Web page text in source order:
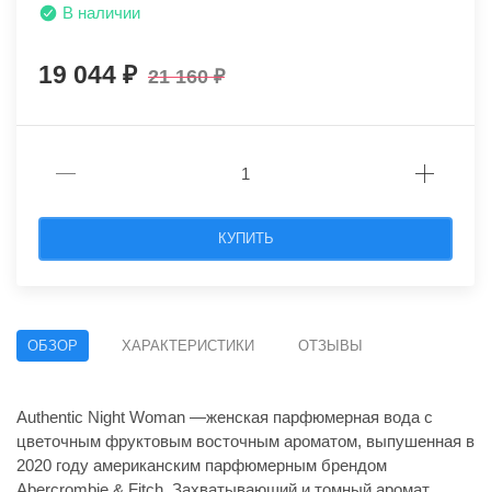
В наличии
19 044 21 160
КУПИТЬ
ОБЗОР ХАРАКТЕРИСТИКИ ОТЗЫВЫ
Authentic Night Woman —женская парфюмерная вода с
цветочным фруктовым восточным ароматом, выпушенная в
2020 году американским парфюмерным брендом